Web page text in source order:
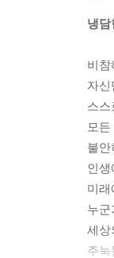
단
‘어
「돈
사
있
아
수와
냉
비참
자신
스스
모
불안
인생
미래
누군
세상
주눅